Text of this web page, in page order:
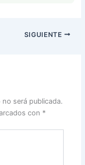
SIGUIENTE
será publicada.
con *